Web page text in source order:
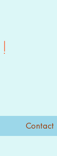
Contact